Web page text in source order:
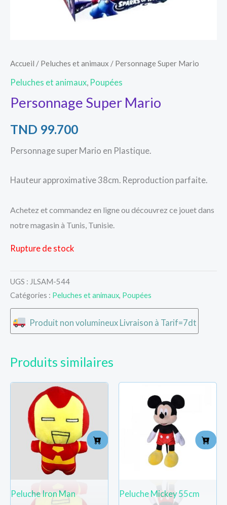
Accueil / Peluches et animaux / Personnage Super Mario
Peluches et animaux Poupées
Personnage Super Mario
TND 99.700
Personnage super Mario en Plastique.
Hauteur approximative 38cm. Reproduction parfaite.
Achetez et commandez en ligne ou découvrez ce jouet dans
notre magasin à Tunis, Tunisie.
Rupture de stock
UGS : JLSAM-544
Catégories : Peluches et animaux, Poupées
Produit non volumineux Livraison à Tarif=7dt
Produits similaires
Peluche Iron Man Peluche Mickey 55cm